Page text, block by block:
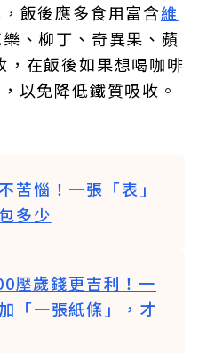
飯後應多食用富含維
、柳丁、奇異果、蘋
，在飯後如果想喝咖啡
以免降低鐵質吸收。
苦惱！一張「表」
多少
壓歲錢更吉利！一
「一張紙條」，才